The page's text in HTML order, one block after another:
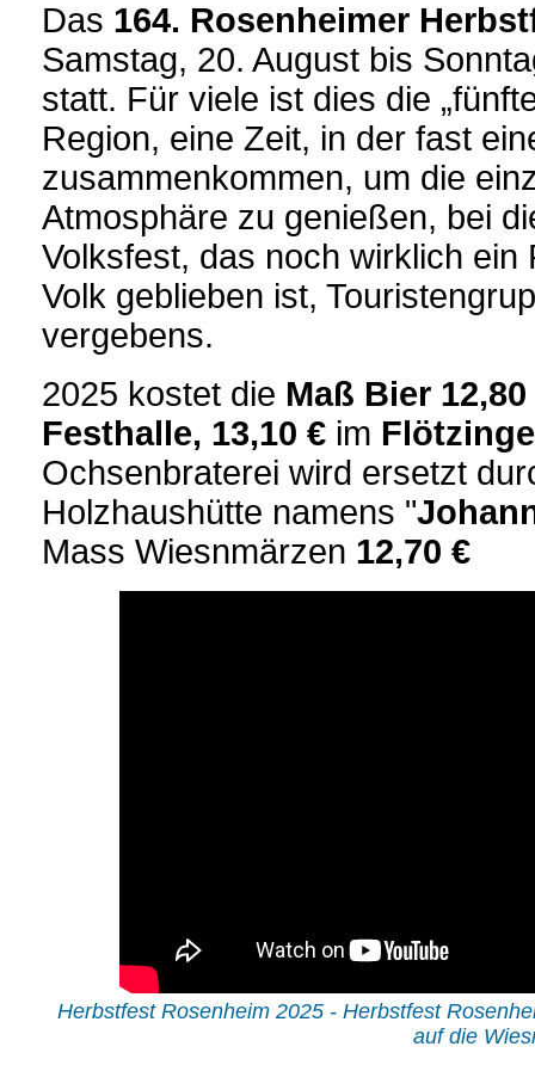
Das 164. Rosenheimer
Samstag, 20. August bis
statt. Für viele ist dies die
Region, eine Zeit, in der fast
zusammenkommen, um die
Atmosphäre zu genießen, bei
Volksfest, das noch wirklich ein
Volk geblieben ist,
vergebens.
2025 kostet die Maß Bier
Festhalle, 13,10 € im
Ochsenbraterei wird ersetzt
Holzhaushütte namens "
Mass Wiesnmärzen 12,70 €
Herbstfest Rosenheim 2025 - Herbstfest
auf die